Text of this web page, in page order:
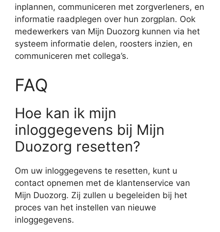
inplannen, communiceren met zorgverleners, en
informatie raadplegen over hun zorgplan. Ook
medewerkers van Mijn Duozorg kunnen via het
systeem informatie delen, roosters inzien, en
communiceren met collega’s.
FAQ
Hoe kan ik mijn
inloggegevens bij Mijn
Duozorg resetten?
Om uw inloggegevens te resetten, kunt u
contact opnemen met de klantenservice van
Mijn Duozorg. Zij zullen u begeleiden bij het
proces van het instellen van nieuwe
inloggegevens.